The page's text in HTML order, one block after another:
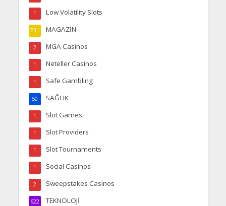
Low Volatility Slots
1
MAGAZİN
231
MGA Casinos
2
Neteller Casinos
1
Safe Gambling
1
SAĞLIK
50
Slot Games
1
Slot Providers
1
Slot Tournaments
1
Social Casinos
1
Sweepstakes Casinos
2
TEKNOLOJİ
622